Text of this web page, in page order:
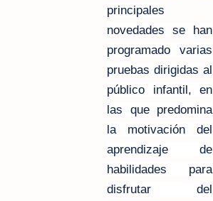
principales
novedades se han
programado varias
pruebas dirigidas al
público infantil, en
las que predomina
la motivación del
aprendizaje de
habilidades para
disfrutar del